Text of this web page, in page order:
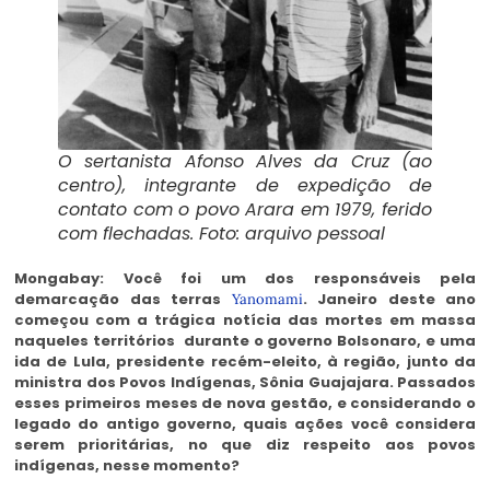
O sertanista Afonso Alves da Cruz (ao
centro), integrante de expedição de
contato com o povo Arara em 1979, ferido
com flechadas. Foto: arquivo pessoal
Mongabay: Você foi um dos responsáveis pela
demarcação das terras Yanomami. Janeiro deste ano
começou com a trágica notícia das mortes em massa
naqueles territórios durante o governo Bolsonaro, e uma
ida de Lula, presidente recém-eleito, à região, junto da
ministra dos Povos Indígenas, Sônia Guajajara. Passados
esses primeiros meses de nova gestão, e considerando o
legado do antigo governo, quais ações você considera
serem prioritárias, no que diz respeito aos povos
indígenas, nesse momento?